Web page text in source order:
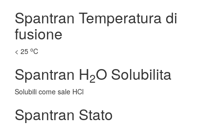
Spantran Temperatura di
fusione
< 25 oC
Spantran H2O Solubilita
Solubili come sale HCl
Spantran Stato